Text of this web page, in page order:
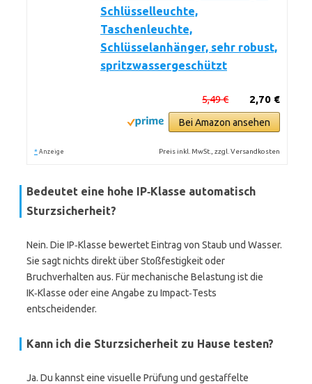
Schlüsselleuchte,
Taschenleuchte,
Schlüsselanhänger, sehr robust,
spritzwassergeschützt
2,70 €
5,49 €
Bei Amazon ansehen
* Anzeige Preis inkl. MwSt., zzgl. Versandkosten
Bedeutet eine hohe IP‑Klasse automatisch
Sturzsicherheit?
Nein. Die IP‑Klasse bewertet Eintrag von Staub und Wasser.
Sie sagt nichts direkt über Stoßfestigkeit oder
Bruchverhalten aus. Für mechanische Belastung ist die
IK‑Klasse oder eine Angabe zu Impact‑Tests
entscheidender.
Kann ich die Sturzsicherheit zu Hause testen?
Ja. Du kannst eine visuelle Prüfung und gestaffelte